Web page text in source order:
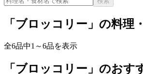
「ブロッコリー」の料理
全6品中1～6品を表示
「ブロッコリー」のおす